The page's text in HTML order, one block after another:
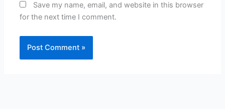
Save my name, email, and website in this browser
for the next time I comment.